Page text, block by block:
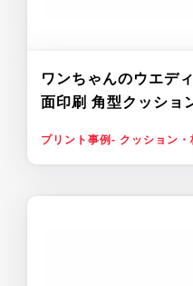
ワンちゃんのウエデ
面印刷 角型クッショ
プリント事例- クッション・